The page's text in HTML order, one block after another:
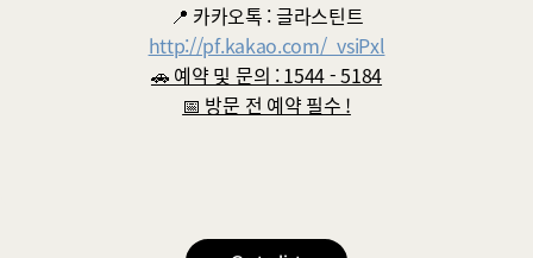
📍 카카오톡 : 글라스틴트
http://pf.kakao.com/_vsiPxl
🚗 예약 및 문의 : 1544 - 5184
📅 방문 전 예약 필수 !